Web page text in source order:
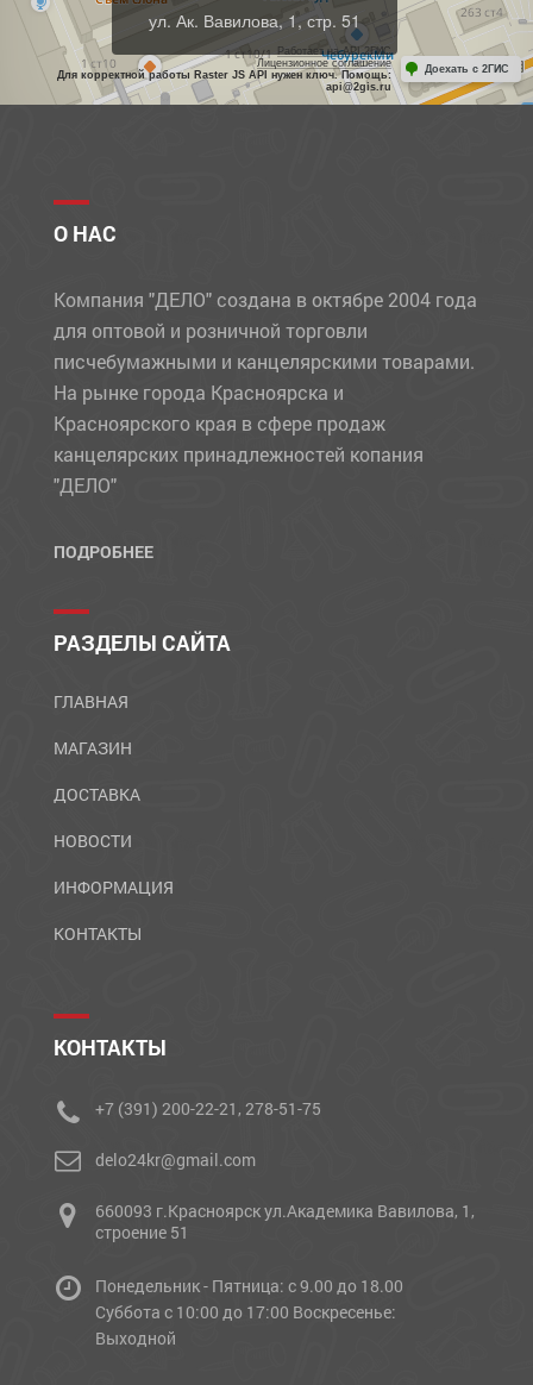
ул. Ак. Вавилова, 1, стр. 51
Работает на API 2ГИС
Лицензионное соглашение
Для корректной работы Raster JS API нужен ключ. Помощь:
api@2gis.ru
Доехать с 2ГИС
О НАС
Компания "ДЕЛО" создана в октябре 2004 года
для оптовой и розничной торговли
писчебумажными и канцелярскими товарами.
На рынке города Красноярска и
Красноярского края в сфере продаж
канцелярских принадлежностей копания
"ДЕЛО"
ПОДРОБНЕЕ
РАЗДЕЛЫ САЙТА
ГЛАВНАЯ
МАГАЗИН
ДОСТАВКА
НОВОСТИ
ИНФОРМАЦИЯ
КОНТАКТЫ
КОНТАКТЫ
+7 (391) 200-22-21, 278-51-75
delo24kr@gmail.com
660093 г.Красноярск ул.Академика Вавилова, 1,
строение 51
Понедельник - Пятница: с 9.00 до 18.00
Cуббота с 10:00 до 17:00 Воскресенье:
Выходной